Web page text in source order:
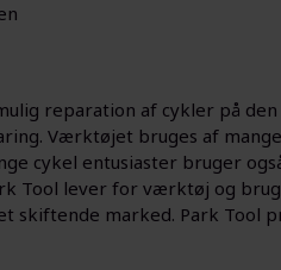
reparation af cykler på den
Værktøjet bruges af
cykel entusiaster bruger
Tool lever for værktøj og
marked. Park Tool